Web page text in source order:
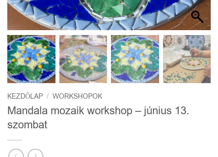
KEZDŐLAP / WORKSHOPOK
Mandala mozaik workshop – június 13.
szombat